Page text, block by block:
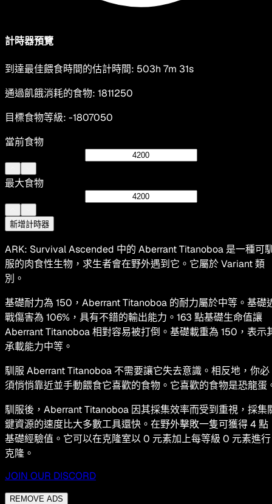
計時器預覽
到達最佳餵食時間的估計時間: 503h 7m 31s
通過飢餓消耗的食物: 1811250
目標食物等級: -1807050
當前食物
最大食物
新增計時器
ARK: Survival Ascended 中的 Aberrant Titanoboa 是一種可
服的肉食性生物，求生者會在野外遇到它。它屬於 Variant 類
別。
基礎耐力為 150，Aberrant Titanoboa 的耐力屬於中等。基礎
戰傷害為 106%，具有不錯的輸出能力。163 點基礎生命值讓
Aberrant Titanoboa 相對容易被打倒。基礎載重為 150，表示
承載能力中等。
馴服 Aberrant Titanoboa 不需要讓它失去意識。相反地，你必
須悄悄靠近並手動餵食它喜歡的食物。它喜歡的食物是恐龍蛋
馴服後，Aberrant Titanoboa 因其採集效率而受到重視，採集
鍵資源的速度比大多數工具還快。在野外擊敗一隻可獲得 4 點
基礎經驗值。它可以在克隆室以 0 元素加上每等級 0 元素進行
克隆。
JOIN OUR DISCORD
REMOVE ADS